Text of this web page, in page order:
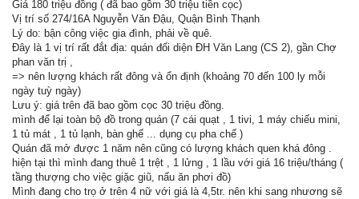
Giá 180 triệu đồng ( đã bao gồm 30 triệu tiền cọc)
Vị trí số 274/16A Nguyễn Văn Đậu, Quận Bình Thạnh
Lý do: bận công việc gia đình, phải về quê.
Đây là 1 vị trí rất đắt địa: quán đối diện ĐH Văn Lang (CS 2), gần Chợ
phan văn trị ,
=> nên lượng khách rất đông và ổn định (khoảng 70 đến 100 ly mỗi
ngày tuỳ ngày)
Lưu ý: giá trên đã bao gồm cọc 30 triệu đồng.
mình để lại toàn bộ đồ trong quán (7 cái quạt , 1 tivi, 1 máy chiếu mini,
1 tủ mát , 1 tủ lạnh, bàn ghế ... dụng cụ pha chế )
Quán đã mở được 1 năm nên cũng có lượng khách quen khá đông .
hiện tại thì mình đang thuê 1 trệt , 1 lửng , 1 lầu với giá 16 triệu/tháng (
tầng thượng cho việc giặc giũ, nấu ăn phơi đồ)
Mình đang cho trọ ở trên 4 nữ với giá là 4,5tr. nên khi sang nhương sẽ